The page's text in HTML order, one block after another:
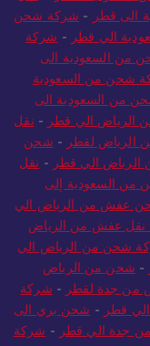
الى قطر - شركة شحن
الي قطر - شركة
من السعودية الى
شحن من السعودية
من السعودية الى
الرياض الي قطر - نقل
لقطر - شحن
الي قطر - نقل
السعودية إلى
عفش من الرياض الي
نقل عفش من الرياض
شحن من الرياض الي
- شحن من الرياض
جدة لقطر - شركة
قطر - شحن بري الى
جدة الي قطر - شركة